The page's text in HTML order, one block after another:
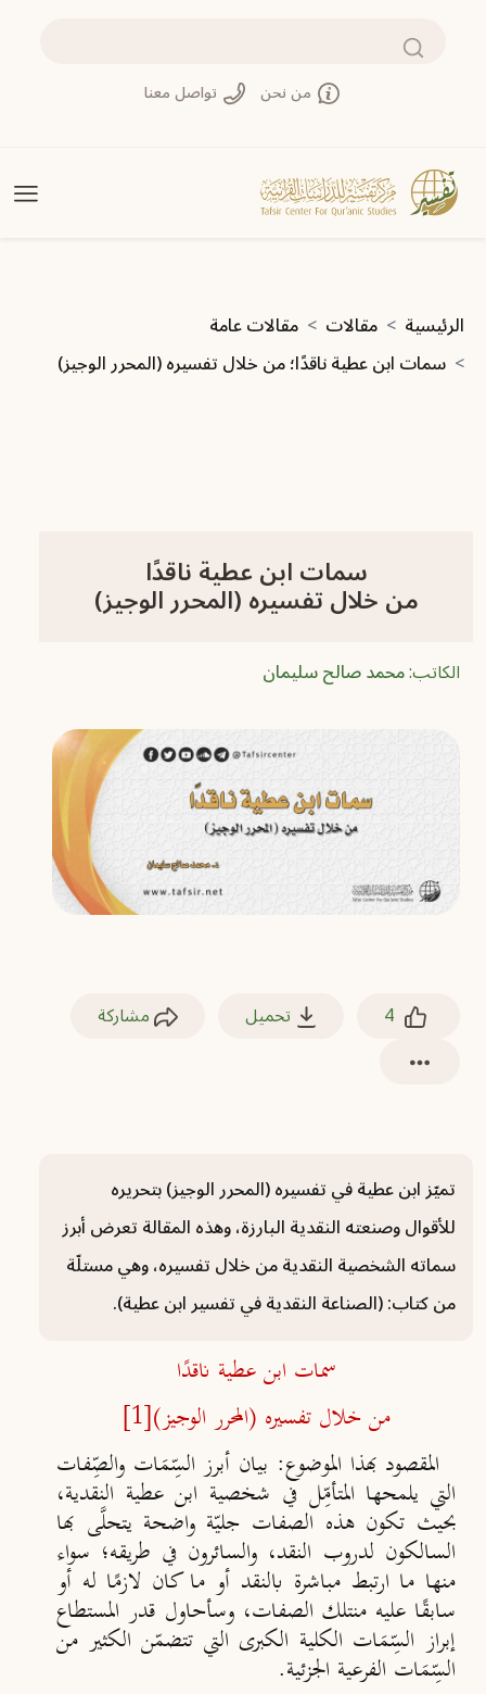
بحث
من نحن تواصل معنا
مسار التنقل
الرئيسية مقالات
مقالات عامة
سمات ابن عطية ناقدًا؛ من خلال تفسيره (المحرر الوجيز)
سمات ابن عطية ناقدًا
من خلال تفسيره (المحرر الوجيز)
الكاتب:محمد صالح سليمان
4 تحميل مشاركة
تميّز ابن عطية في تفسيره (المحرر الوجيز) بتحريره
للأقوال وصنعته النقدية البارزة، وهذه المقالة تعرض أبرز
سماته الشخصية النقدية من خلال تفسيره، وهي مستلّة
من كتاب: (الصناعة النقدية في تفسير ابن عطية).
سمات ابن عطية ناقدًا
من خلال تفسيره (المحرر الوجيز)[1]
المقصود بهذا الموضوع: بيان أبرز السِّمَات والصِّفات
التي يلمحها المتأمِّل في شخصية ابن عطية النقدية،
بحيث تكون هذه الصفات جليّة واضحة يتحلَّى بها
السالكون لدروب النقد، والسائرون في طريقه؛ سواء
منها ما ارتبط مباشرة بالنقد أو ما كان لازمًا له أو
سابقًا عليه منتلك الصفات، وسأحاول قدر المستطاع
إبراز السِّمَات الكلية الكبرى التي تتضمّن الكثير من
السِّمَات الفرعية الجزئية.